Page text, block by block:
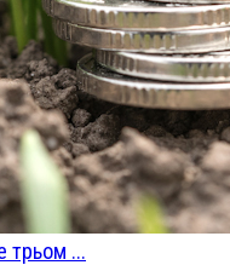
трьом ...